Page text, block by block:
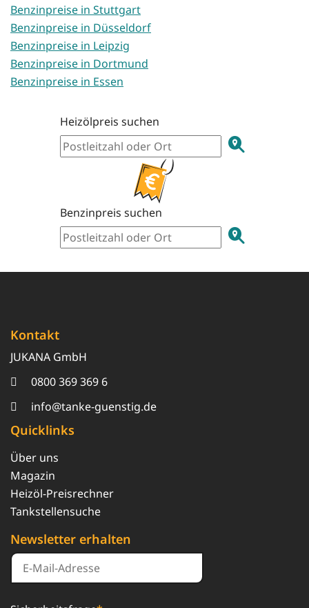
Benzinpreise in Stuttgart
Benzinpreise in Düsseldorf
Benzinpreise in Leipzig
Benzinpreise in Dortmund
Benzinpreise in Essen
Heizölpreis suchen
Benzinpreis suchen
Kontakt
JUKANA GmbH
0800 369 369 6
info@tanke-guenstig.de
Quicklinks
Über uns
Magazin
Heizöl-Preisrechner
Tankstellensuche
Newsletter erhalten